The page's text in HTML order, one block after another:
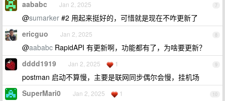
7
aababc Jan 2, 2025
@sumarker #2 用起来挺好的，可惜就是现在不咋更新了
8
ericguo Jan 2, 2025
@aababc RapidAPI 有更新啊，功能都有了，为啥要更新？
9
dddd1919 Jan 2, 2025 1
postman 启动不算慢，主要是联网同步偶尔会慢，挂机场
10
SuperMari0 Jan 2, 2025 1